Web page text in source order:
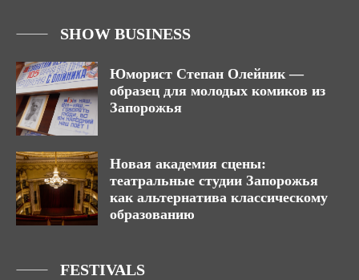
SHOW BUSINESS
Юморист Степан Олейник —
образец для молодых комиков из
Запорожья
Новая академия сцены:
театральные студии Запорожья
как альтернатива классическому
образованию
FESTIVALS